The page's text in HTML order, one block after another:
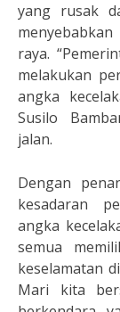
yang rusak
raya.
melakukan
angka
Susilo
jalan.
Dengan
kesadaran
angka
semua
keselamatan
Mari kita